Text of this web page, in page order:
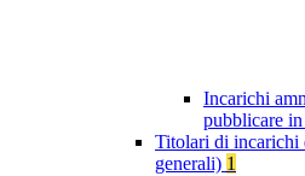
Incarichi
pubblicare
Titolari di incarichi
generali) 1